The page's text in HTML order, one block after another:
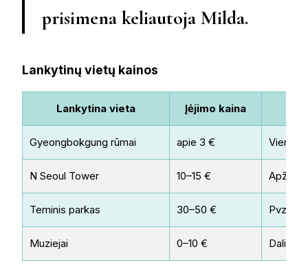
prisimena keliautoja Milda.
Lankytinų vietų kainos
Lankytina vieta Įėjimo kaina
Gyeongbokgung rūmai apie 3 € Vienas
N Seoul Tower 10–15 €
Teminis parkas 30–50 € Pvz.,
Muziejai 0–10 € Dalis